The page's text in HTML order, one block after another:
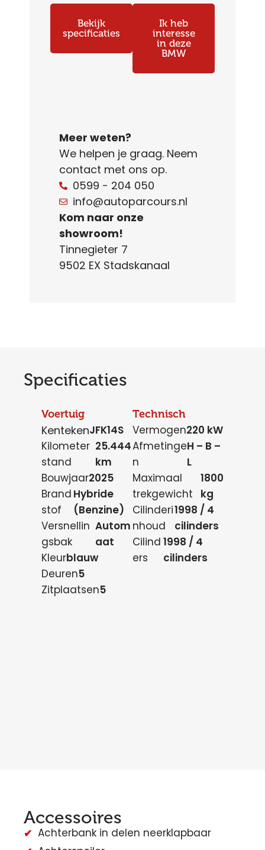
Bekijk
specificaties
Ik heb
interesse
in deze
BMW
Meer weten?
We helpen je graag. Neem
contact met ons op.
0599 - 204 050
info@autoparcours.nl
Kom naar onze
showroom!
Tinnegieter 7
9502 EX Stadskanaal
Specificaties
Voertuig
KentekenJFK14S
Kilometer
stand
25.444
km
Bouwjaar2025
Brand
stof
Hybride
(Benzine)
Versnellin
gsbak
Autom
aat
Kleurblauw
Deuren5
Zitplaatsen5
Technisch
Vermogen220 kW
Afmetinge
n
H – B –
L
Maximaal
trekgewicht
1800
kg
Cilinderi
nhoud
1998 / 4
cilinders
Cilind
ers
1998 / 4
cilinders
Accessoires
Achterbank in delen neerklapbaar